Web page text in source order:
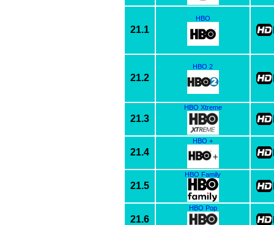
21.1
HBO
21.2
HBO 2
21.3
HBO Xtreme
21.4
HBO +
21.5
HBO Family
21.6
HBO Pop